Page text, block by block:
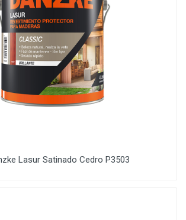
Lasur Satinado Cedro P3503